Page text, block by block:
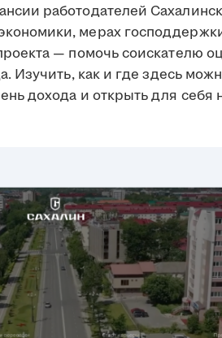
работодателей
мерах
— помочь соискателю
Изучить, как и где здесь
дохода и открыть для